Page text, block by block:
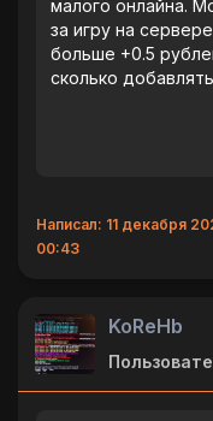
малого онлайна.
за игру на
больше +0.5
сколько
Написал: 11 декабря
00:43
KoReHb